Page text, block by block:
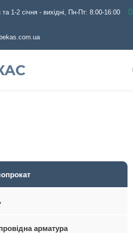
та 1-2 січня - вихідні, Пн-Пт: 8:00-16:00
арматура